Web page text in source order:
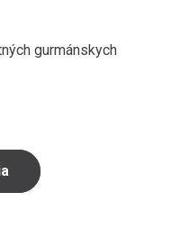
gurmánskych